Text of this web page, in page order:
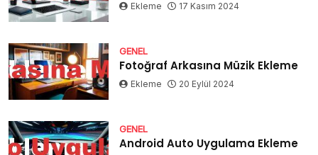
Ekleme 17 Kasım 2024
GENEL
Fotoğraf Arkasına Müzik Ekleme
Ekleme 20 Eylül 2024
GENEL
Android Auto Uygulama Ekleme